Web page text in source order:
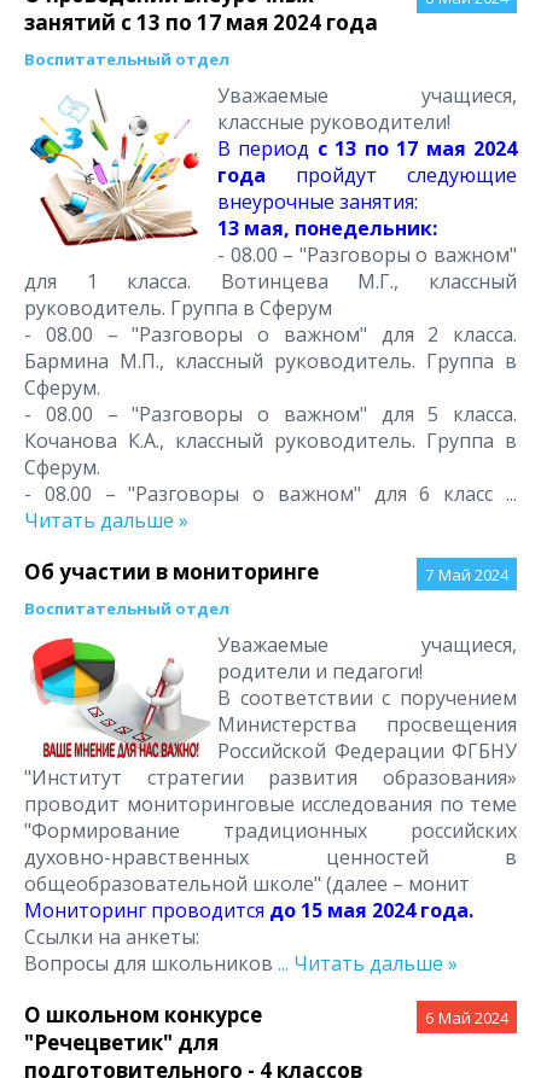
занятий с 13 по 17 мая 2024 года
Воспитательный отдел
Уважаемые учащиеся,
классные руководители!
В период с 13 по 17 мая 2024
года пройдут следующие
внеурочные занятия:
13 мая, понедельник:
- 08.00 – "Разговоры о важном"
для 1 класса. Вотинцева М.Г., классный
руководитель. Группа в Сферум
- 08.00 – "Разговоры о важном" для 2 класса.
Бармина М.П., классный руководитель. Группа в
Сферум.
- 08.00 – "Разговоры о важном" для 5 класса.
Кочанова К.А., классный руководитель. Группа в
Сферум.
- 08.00 – "Разговоры о важном" для 6 класс ...
Читать дальше »
7 Май 2024
Об участии в мониторинге
Воспитательный отдел
Уважаемые учащиеся,
родители и педагоги!
В соответствии с поручением
Министерства просвещения
Российской Федерации ФГБНУ
"Институт стратегии развития образования»
проводит мониторинговые исследования по теме
"Формирование традиционных российских
духовно-нравственных ценностей в
общеобразовательной школе" (далее – монит
Мониторинг проводится до 15 мая 2024 года.
Ссылки на анкеты:
Вопросы для школьников ... Читать дальше »
6 Май 2024
О школьном конкурсе
"Речецветик" для
подготовительного - 4 классов